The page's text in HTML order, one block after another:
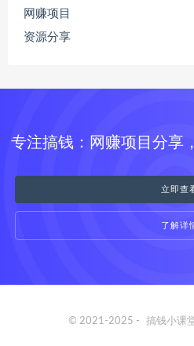
网赚项目
资源分享
专注搞钱：网赚项目分享
立即查
了解详
© 2021-2025 - 搞钱小课